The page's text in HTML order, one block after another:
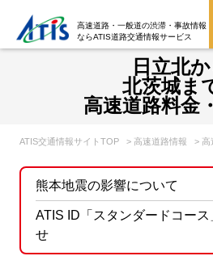
高速道路・一般道の渋滞・事故情報
ならATIS道路交通情報サービス
日立北
北茨城ま
高速道路料金
ATIS交通情報サイトTOP > 高速道路情報 > 高
熊本地震の影響について
ATIS ID「スタンダードコー
せ